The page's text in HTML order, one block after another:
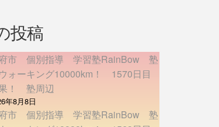
投稿
市 個別指導 学習塾RainBow 塾
ォーキング10000km！ 1570日目
！ 塾周辺
年8月8日
市 個別指導 学習塾RainBow 塾